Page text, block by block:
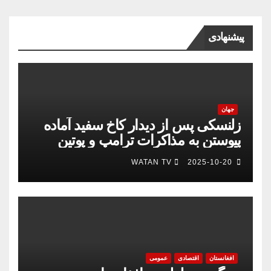
پیشنهادی
جهان
زلنسکی پس از دیدار کاخ سفید آماده
پیوستن به مذاکرات ترامپ و پوتین
است
2025-10-20
WATAN TV
افغانستان اقتصادی عمومی